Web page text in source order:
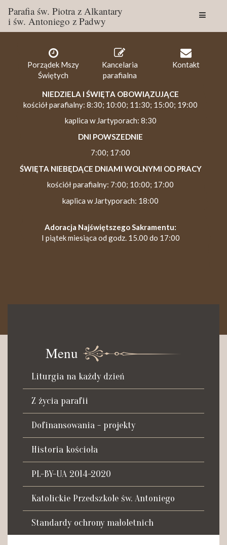
Parafia św. Piotra z Alkantary
i św. Antoniego z Padwy
Porządek Mszy
Świętych
Kancelaria
parafialna
Kontakt
NIEDZIELA I ŚWIĘTA OBOWIĄZUJĄCE
kościół parafialny: 8:30; 10:00; 11:30; 15:00; 19:00
kaplica w Jartyporach: 8:30
DNI POWSZEDNIE
7:00; 17:00
ŚWIĘTA NIEBĘDĄCE DNIAMI WOLNYMI OD PRACY
kościół parafialny: 7:00; 10:00; 17:00
kaplica w Jartyporach: 18:00
Adoracja Najświętszego Sakramentu:
I piątek miesiąca od godz. 15.00 do 17:00
Czynna od poniedziałku do soboty do godz. 8.30 oraz po Mszy
św. wieczornej do godz. 18.00.
Telefon dyżurny: +48 665 034 305
Zwiedzanie kościoła i ekspozycji muzealnej:
kustosz-przewodnik
Roman Postek + 48 667 684 406
Parafia św. Piotra z Alkantary
i św. Antoniego z Padwy
Tadeusza Kościuszki 27a
07-100 Węgrów
e-mail:rkosk@op.pl; wegrow.klasztor@drohiczynska.pl
Numer konta:
59 9236 0008 0012 8645 2000 0010
Menu
Liturgia na każdy dzień
Z życia parafii
Dofinansowania - projekty
Historia kościoła
PL-BY-UA 2014-2020
Katolickie Przedszkole św. Antoniego
Standardy ochrony małoletnich